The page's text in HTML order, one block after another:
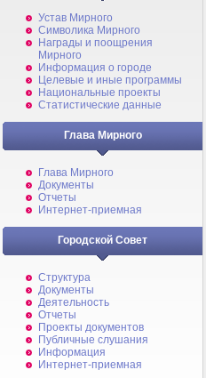
Устав Мирного
Символика Мирного
Награды и поощрения
Мирного
Информация о городе
Целевые и иные программы
Национальные проекты
Статистические данные
Глава Мирного
Глава Мирного
Документы
Отчеты
Интернет-приемная
Городской Совет
Структура
Документы
Деятельность
Отчеты
Проекты документов
Публичные слушания
Информация
Интернет-приемная